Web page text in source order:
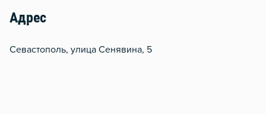
Адрес
Севастополь, улица Сенявина, 5